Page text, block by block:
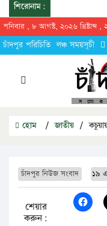
শিরোনাম:
শনিবার , ৮ আগস্ট, ২০২৬ খ্রিষ্টাব্দ ,
চাঁদপুর পরিচিতি লঞ্চ সময়সূচী
হোম / জাতীয় /
চাঁদপুর নিউজ সংবাদ ১৯
শেয়ার
করুন: